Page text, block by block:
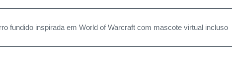
fundido inspirada em World of Warcraft com mascote virtual incluso